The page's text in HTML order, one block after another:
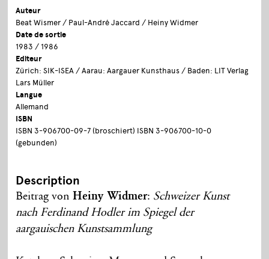
Auteur
Beat Wismer / Paul-André Jaccard / Heiny Widmer
Date de sortie
1983 / 1986
Editeur
Zürich: SIK-ISEA / Aarau: Aargauer Kunsthaus / Baden: LIT Verlag
Lars Müller
Langue
Allemand
ISBN
ISBN 3-906700-09-7 (broschiert) ISBN 3-906700-10-0
(gebunden)
Description
Beitrag vonHeiny Widmer: Schweizer Kunst
nach Ferdinand Hodler im Spiegel der
aargauischen Kunstsammlung